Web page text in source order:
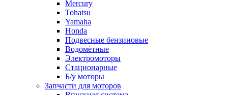
Mercury
Tohatsu
Yamaha
Honda
Подвесные бензиновые
Водомётные
Электромоторы
Стационарные
Б/у моторы
Запчасти для моторов